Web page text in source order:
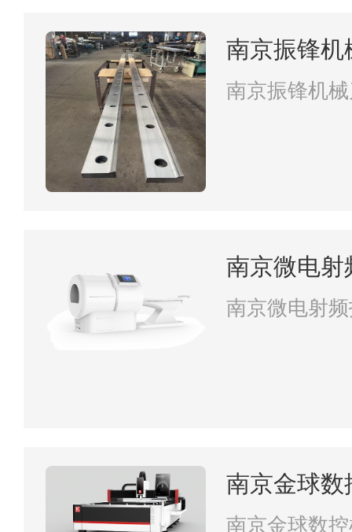
南京振锋机
南京振锋机
南京微电射
南京微电射
南京金球数
司
南京金球数